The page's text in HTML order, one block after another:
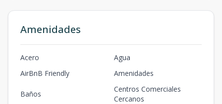
Amenidades
Acero
Agua
AirBnB Friendly
Amenidades
Baños
Centros Comerciales
Cercanos